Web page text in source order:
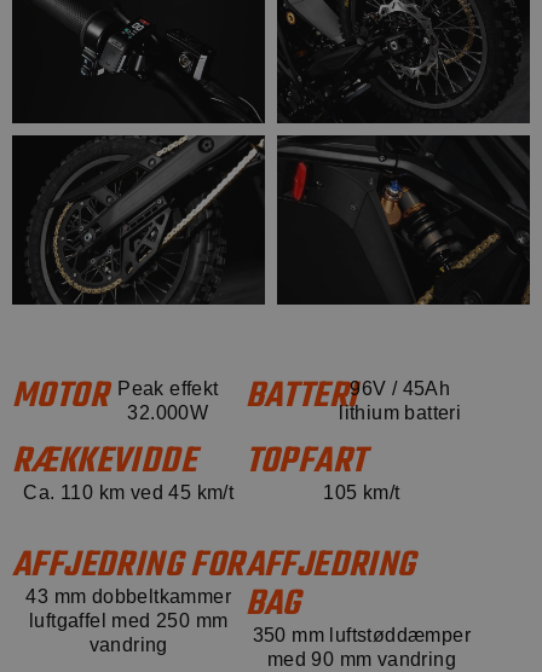
MOTOR
Peak effekt
32.000W
BATTERI96V / 45Ah
lithium batteri
RÆKKEVIDDE
Ca. 110 km ved 45 km/t
TOPFART
105 km/t
AFFJEDRING FOR
43 mm dobbeltkammer
luftgaffel med 250 mm
vandring
AFFJEDRING
BAG
350 mm luftstøddæmper
med 90 mm vandring